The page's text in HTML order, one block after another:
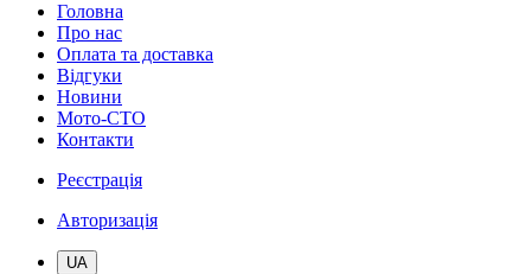
Головна
Про нас
Оплата та доставка
Відгуки
Новини
Мото-СТО
Контакти
Реєстрація
Авторизація
UA